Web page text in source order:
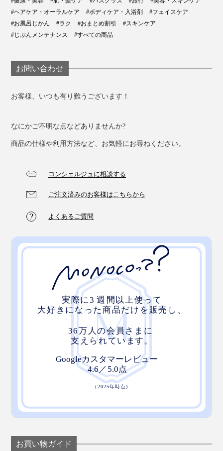
#ヘアケア・オーラルケア
#ボディケア・入浴剤
#フェイスケア
#お風呂じかん
#ラク #おまとめ割引
#スキンケア
#じぶんメンテナンス
#すべての商品
お問い合わせ
お客様、いつも有り難うございます！
なにかご不明な点などありませんか?
商品の仕様や利用方法など、お気軽にお尋ねください。
コンシェルジュに相談する
ご注文済みのお客様はこちらから
よくあるご質問
お買い物ガイド